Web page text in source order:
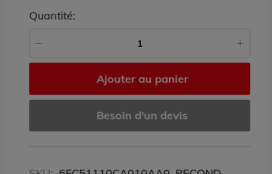
Quantité:
Ajouter au panier
Besoin d'un devis